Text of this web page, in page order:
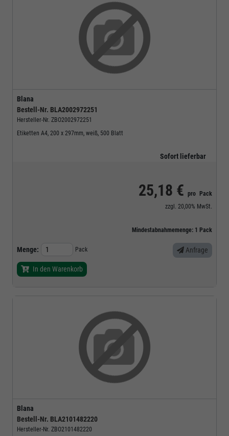
Blana
Bestell-Nr. BLA2002972251
Hersteller-Nr. ZBO2002972251
Etiketten A4, 200 x 297mm, weiß, 500 Blatt
Sofort lieferbar
25,18 € pro
Pack
zzgl. 20,00% MwSt.
Mindestabnahmemenge: 1 Pack
Menge: Pack Anfrage
In den Warenkorb
Blana
Bestell-Nr. BLA2101482220
Hersteller-Nr. ZBO2101482220